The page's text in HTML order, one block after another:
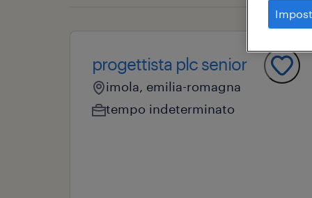
progettista plc senior
imola, emilia-romagna
tempo indeterminato